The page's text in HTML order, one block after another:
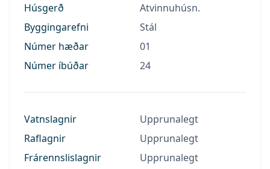
Húsgerð
Atvinnuhúsn.
Byggingarefni
Stál
Númer hæðar
01
Númer íbúðar
24
Vatnslagnir
Upprunalegt
Raflagnir
Upprunalegt
Frárennslislagnir
Upprunalegt